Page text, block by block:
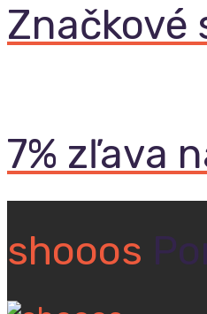
Značkové
7% zľava
shooos